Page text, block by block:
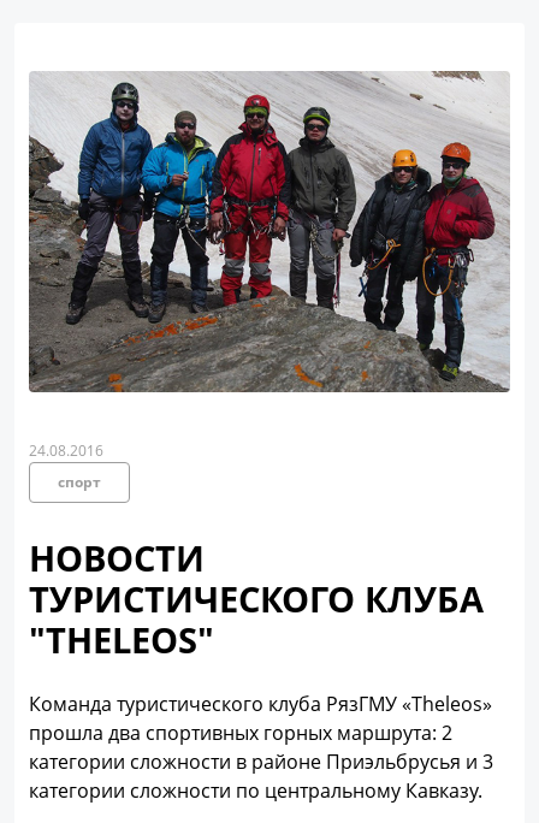
24.08.2016
спорт
НОВОСТИ
ТУРИСТИЧЕСКОГО КЛУБА
"THELEOS"
Команда туристического клуба РязГМУ «Theleos»
прошла два спортивных горных маршрута: 2
категории сложности в районе Приэльбрусья и 3
категории сложности по центральному Кавказу.